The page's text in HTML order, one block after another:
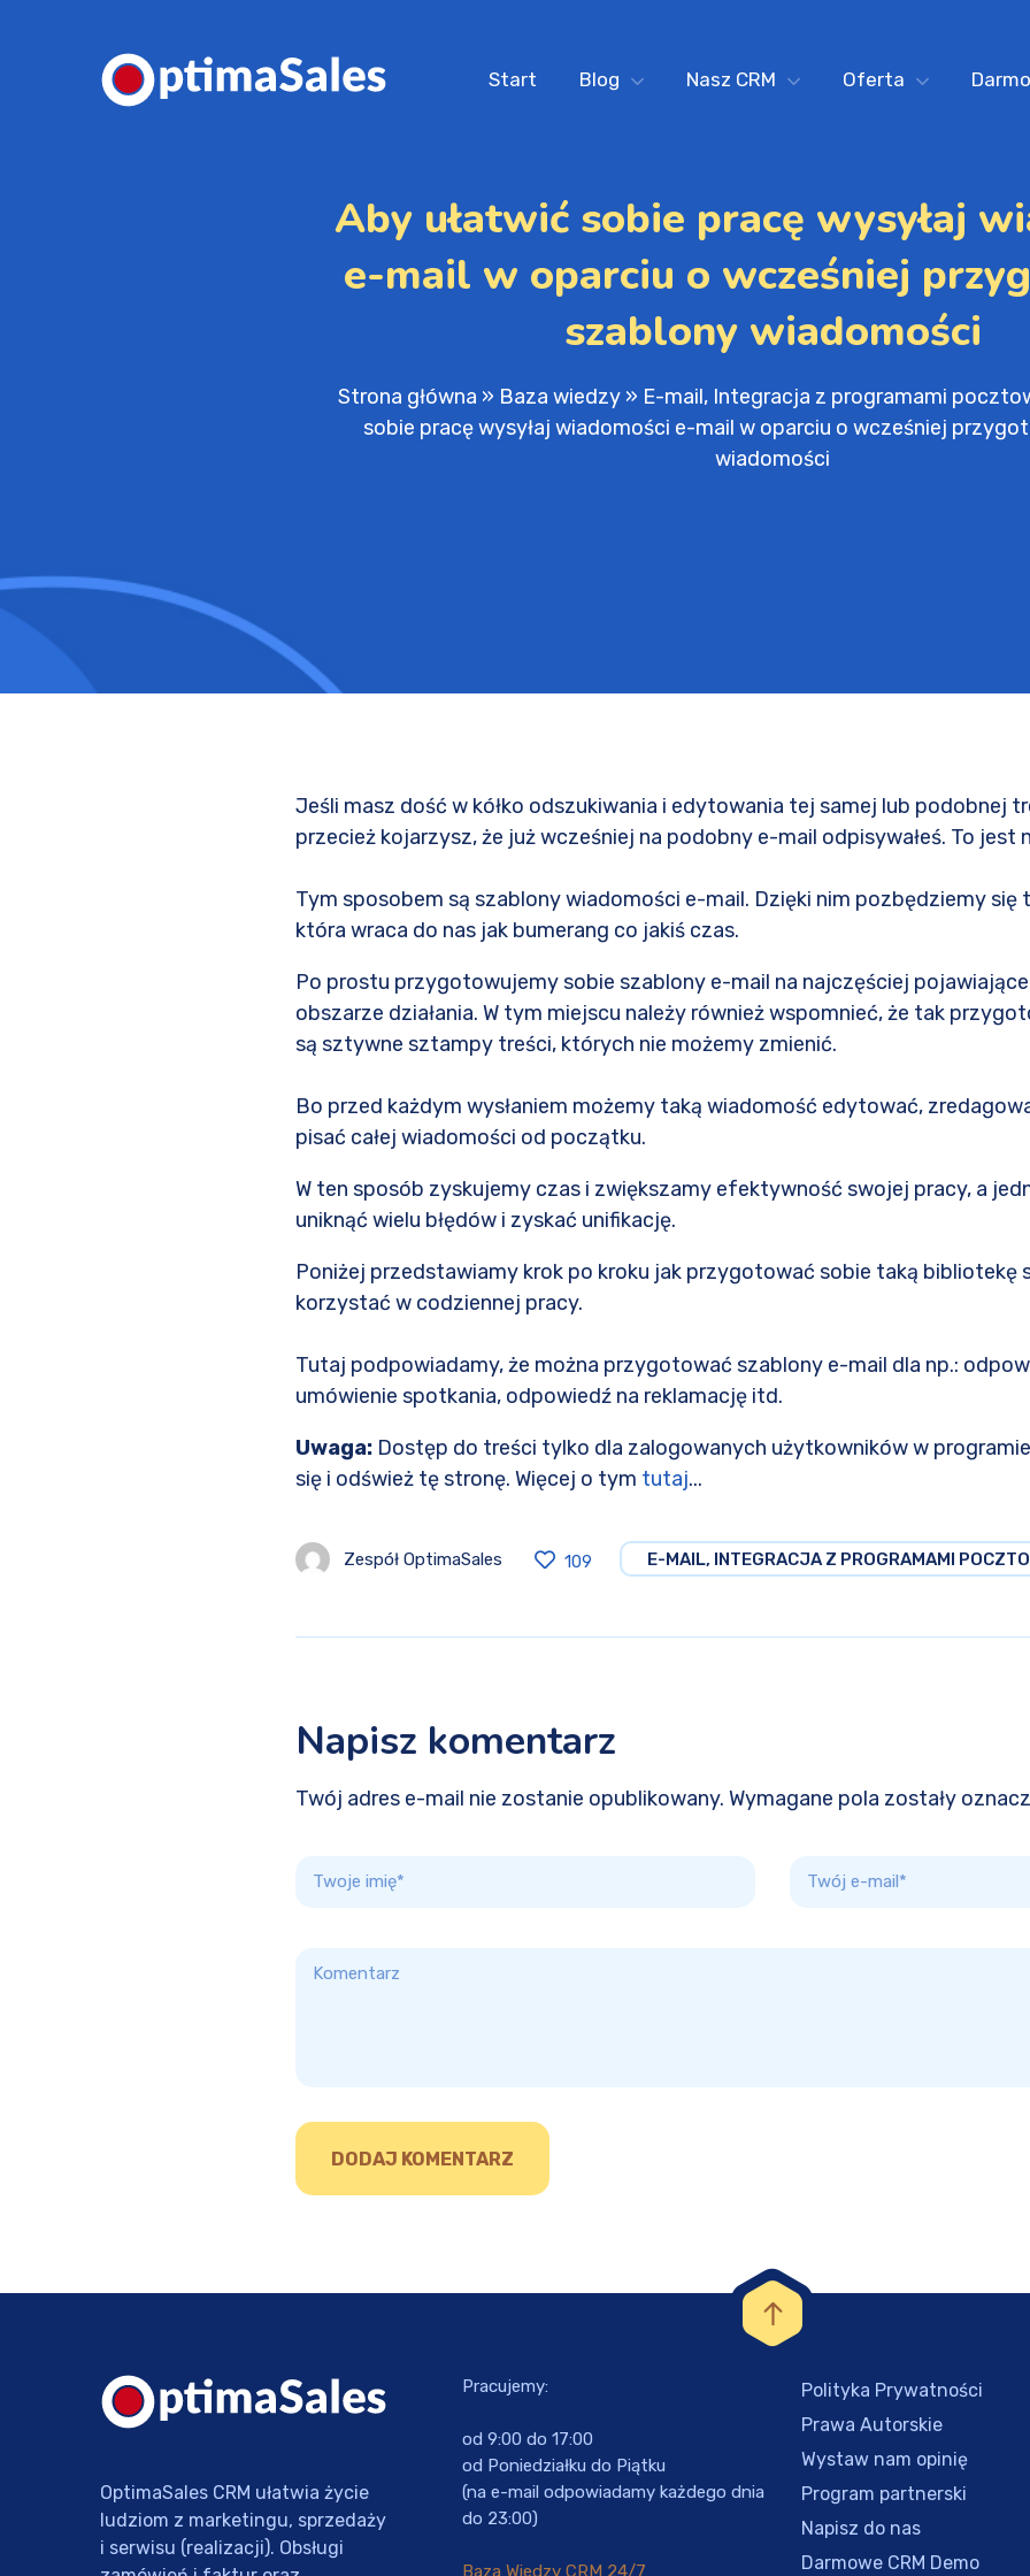
Start Blog Nasz CRM Oferta
Aby ułatwić sobie pracę wysyłaj
e-mail w oparciu o wcześniej
szablony wiadomości
Strona główna » Baza wiedzy » E-mail, Integracja z programami
sobie pracę wysyłaj wiadomości e-mail w oparciu o wcześniej
wiadomości
Jeśli masz dość w kółko odszukiwania i edytowania tej samej lub podobnej
przecież kojarzysz, że już wcześniej na podobny e-mail odpisywałeś. To jest
Tym sposobem są szablony wiadomości e-mail. Dzięki nim pozbędziemy
która wraca do nas jak bumerang co jakiś czas.
Po prostu przygotowujemy sobie szablony e-mail na najczęściej
obszarze działania. W tym miejscu należy również wspomnieć, że tak
są sztywne sztampy treści, których nie możemy zmienić.
Bo przed każdym wysłaniem możemy taką wiadomość edytować,
pisać całej wiadomości od początku.
W ten sposób zyskujemy czas i zwiększamy efektywność swojej pracy, a
uniknąć wielu błędów i zyskać unifikację.
Poniżej przedstawiamy krok po kroku jak przygotować sobie taką bibliotekę
korzystać w codziennej pracy.
Tutaj podpowiadamy, że można przygotować szablony e-mail dla np.:
umówienie spotkania, odpowiedź na reklamację itd.
Uwaga: Dostęp do treści tylko dla zalogowanych użytkowników w
się i odśwież tę stronę. Więcej o tym tutaj...
Zespół OptimaSales 109 E-MAIL, INTEGRACJA Z PROGRAMAMI
Napisz komentarz
Twój adres e-mail nie zostanie opublikowany. Wymagane pola zostały
OptimaSales CRM ułatwia życie
ludziom z marketingu, sprzedaży
i serwisu (realizacji). Obsługi
Pracujemy:
od 9:00 do 17:00
od Poniedziałku do Piątku
(na e-mail odpowiadamy każdego dnia
do 23:00)
Baza Wiedzy CRM 24/7
Polityka Prywatności
Prawa Autorskie
Wystaw nam opinię
Program partnerski
Napisz do nas
Darmowe CRM Demo